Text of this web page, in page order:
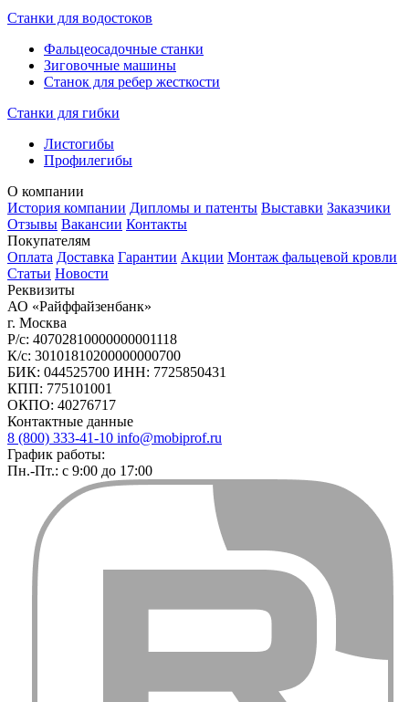
Станки для водостоков
Фальцеосадочные станки
Зиговочные машины
Станок для ребер жесткости
Станки для гибки
Листогибы
Профилегибы
О компании
История компании Дипломы и патенты Выставки Заказчики
Отзывы Вакансии Контакты
Покупателям
Оплата Доставка Гарантии Акции Монтаж фальцевой кровли
Статьи Новости
Реквизиты
АО «Райффайзенбанк»
г. Москва
Р/с: 40702810000000001118
К/с: 30101810200000000700
БИК: 044525700 ИНН: 7725850431
КПП: 775101001
ОКПО: 40276717
Контактные данные
8 (800) 333-41-10 info@mobiprof.ru
График работы:
Пн.-Пт.: с 9:00 до 17:00